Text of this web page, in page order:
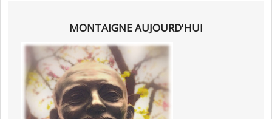
MONTAIGNE AUJOURD'HUI